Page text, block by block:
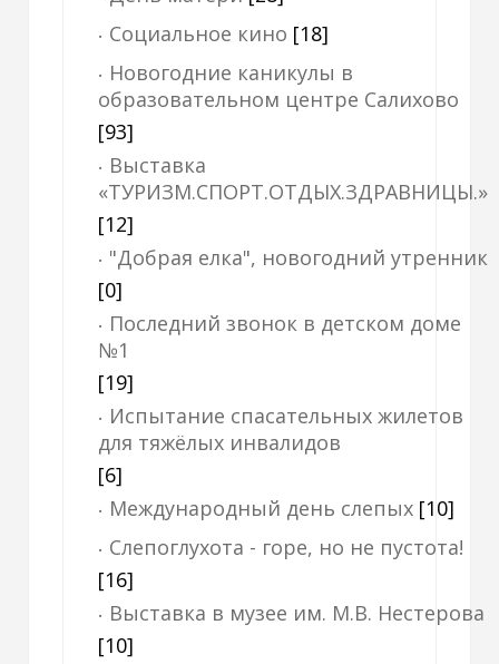
Социальное кино [18]
Новогодние каникулы в
образовательном центре Салихово
[93]
Выставка
«ТУРИЗМ.СПОРТ.ОТДЫХ.ЗДРАВНИЦЫ.»
[12]
"Добрая елка", новогодний утренник
[0]
Последний звонок в детском доме
№1
[19]
Испытание спасательных жилетов
для тяжёлых инвалидов
[6]
Международный день слепых [10]
Слепоглухота - горе, но не пустота!
[16]
Выставка в музее им. М.В. Нестерова
[10]